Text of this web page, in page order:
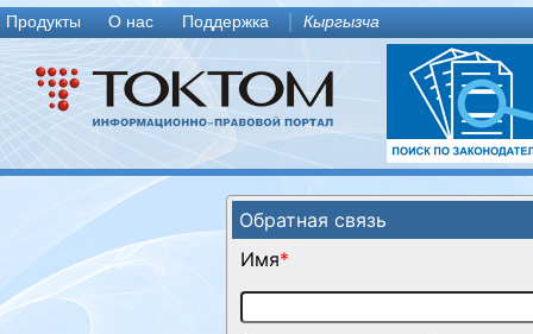
Продукты О нас Поддержка Кыргызча
Обратная связь
Имя*